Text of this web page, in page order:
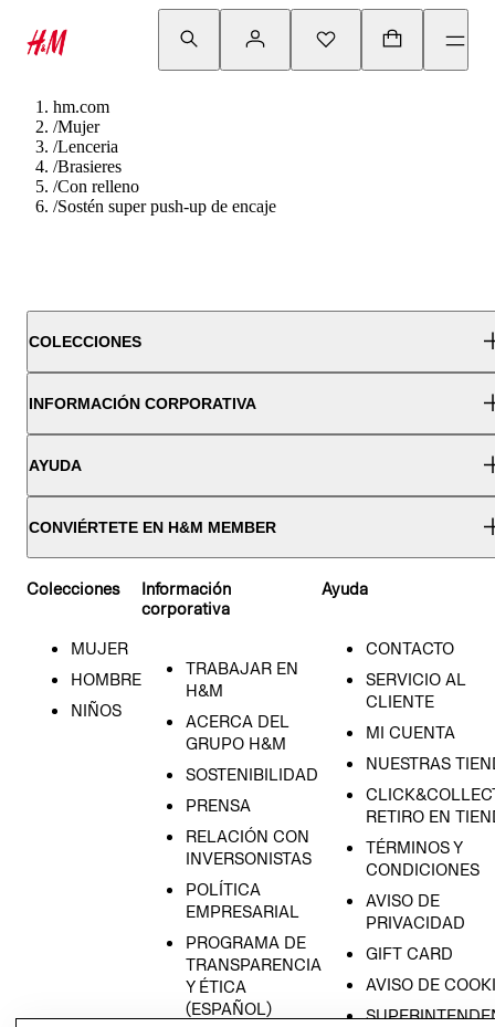
hm.com
/Mujer
/Lenceria
/Brasieres
/Con relleno
/Sostén super push-up de encaje
COLECCIONES
INFORMACIÓN CORPORATIVA
AYUDA
CONVIÉRTETE EN H&M MEMBER
Colecciones
MUJER
HOMBRE
NIÑOS
Información
corporativa
TRABAJAR EN
H&M
ACERCA DEL
GRUPO H&M
SOSTENIBILIDAD
PRENSA
RELACIÓN CON
INVERSONISTAS
POLÍTICA
EMPRESARIAL
PROGRAMA DE
TRANSPARENCIA
Y ÉTICA
(ESPAÑOL)
Ayuda
CONTACTO
SERVICIO AL
CLIENTE
MI CUENTA
NUESTRAS
RETIRO EN
TÉRMINOS Y
CONDICIONES
AVISO DE
PRIVACIDAD
GIFT CARD
AVISO DE